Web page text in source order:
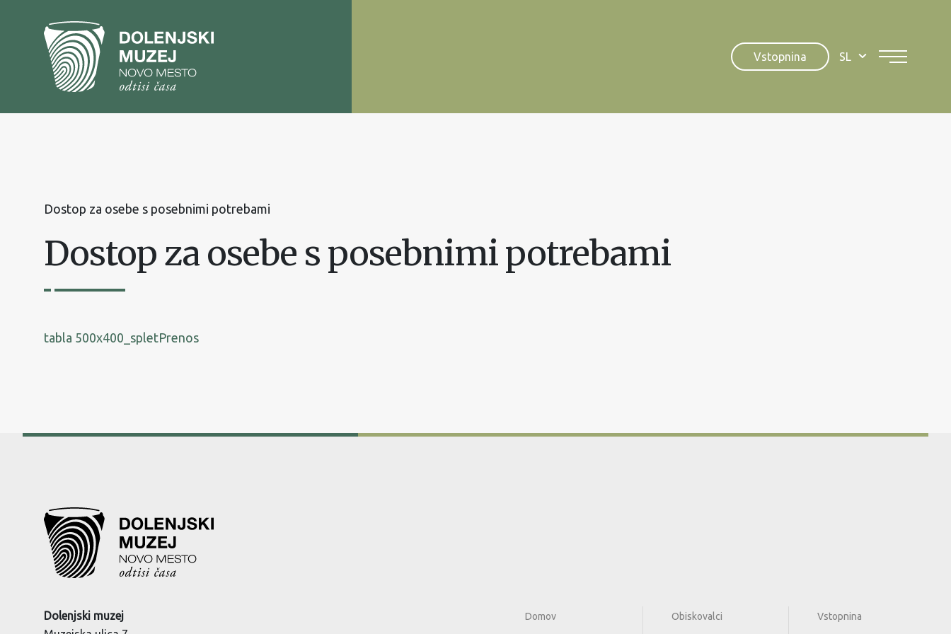
Na
Vstopnina SL
Dostop za osebe s posebnimi potrebami
Dostop za osebe s posebnimi potrebami
tabla 500x400_spletPrenos
Dolenjski muzej
Domov Obiskovalci Vstopnina